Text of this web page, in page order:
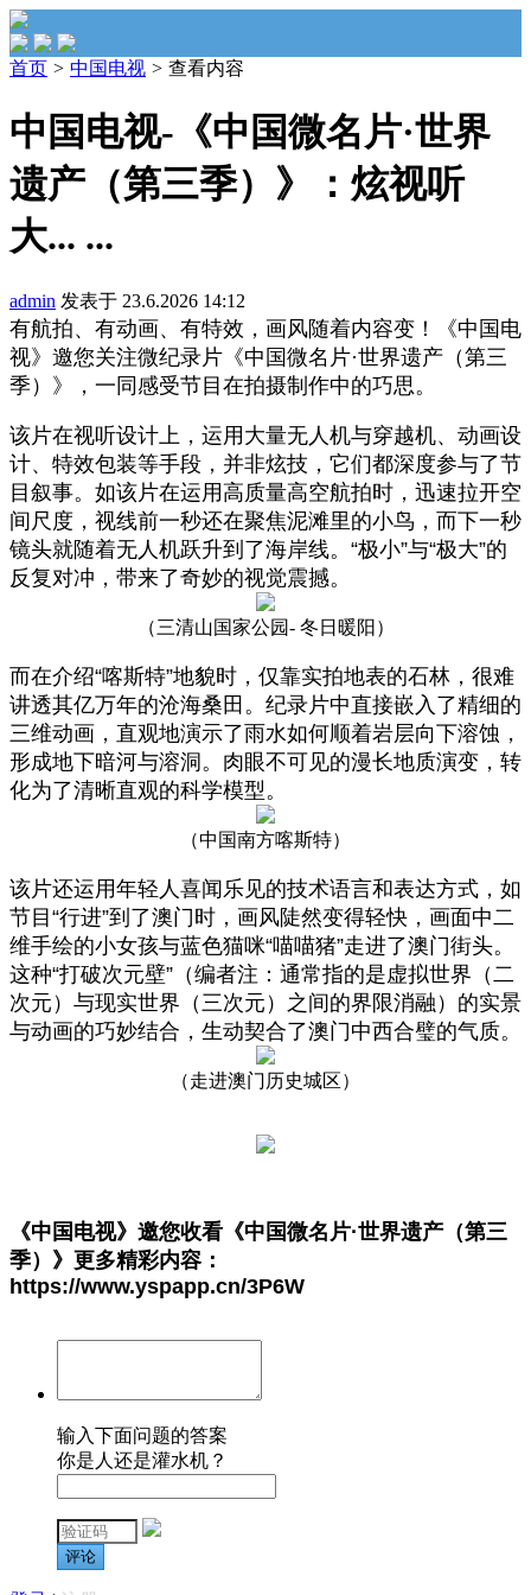
首页 > 中国电视 > 查看内容
中国电视-《中国微名片·世界
遗产（第三季）》：炫视听
大... ...
admin 发表于 23.6.2026 14:12
有航拍、有动画、有特效，画风随着内容变！《中国电
视》邀您关注微纪录片《中国微名片·世界遗产（第三
季）》，一同感受节目在拍摄制作中的巧思。
该片在视听设计上，运用大量无人机与穿越机、动画设
计、特效包装等手段，并非炫技，它们都深度参与了节
目叙事。如该片在运用高质量高空航拍时，迅速拉开空
间尺度，视线前一秒还在聚焦泥滩里的小鸟，而下一秒
镜头就随着无人机跃升到了海岸线。“极小”与“极大”的
反复对冲，带来了奇妙的视觉震撼。
（三清山国家公园- 冬日暖阳）
而在介绍“喀斯特”地貌时，仅靠实拍地表的石林，很难
讲透其亿万年的沧海桑田。纪录片中直接嵌入了精细的
三维动画，直观地演示了雨水如何顺着岩层向下溶蚀，
形成地下暗河与溶洞。肉眼不可见的漫长地质演变，转
化为了清晰直观的科学模型。
（中国南方喀斯特）
该片还运用年轻人喜闻乐见的技术语言和表达方式，如
节目“行进”到了澳门时，画风陡然变得轻快，画面中二
维手绘的小女孩与蓝色猫咪“喵喵猪”走进了澳门街头。
这种“打破次元壁”（编者注：通常指的是虚拟世界（二
次元）与现实世界（三次元）之间的界限消融）的实景
与动画的巧妙结合，生动契合了澳门中西合璧的气质。
（走进澳门历史城区）
《中国电视》邀您收看 《中国微名片·世界遗产（第三
季）》 更多精彩内容：
https://www.yspapp.cn/3P6W
输入下面问题的答案
你是人还是灌水机？
评论